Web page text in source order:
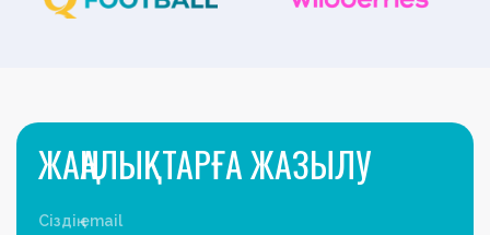
ЖАҢАЛЫҚТАРҒА ЖАЗЫЛУ